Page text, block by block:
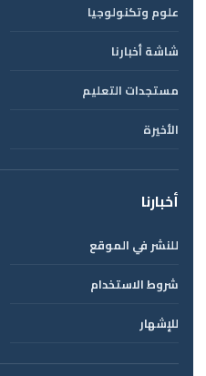
علوم وتكنولوجيا
شاشة أخبارنا
مستجدات التعليم
الأخيرة
أخبارنا
للنشر في الموقع
شروط الاستخدام
للإشهار